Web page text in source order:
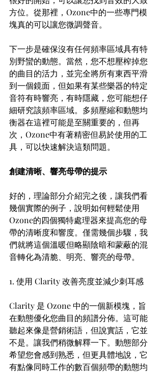
方位。從那裡，Ozone中的一些專門模
塊真的可以讓您微調聲音。
下一步是確保沒有任何頻率區域具有特
別野蠻的動態。當然，您不想壓榨掉您
的曲目的活力，並完全將所有東西平滑
到一個鏡面，但如果有某些樂器的特定
音符有時響亮，有時隱藏，您可能想仔
細研究該頻率區域。多頻壓縮和動態均
衡器在這裡可能是至關重要的，但再
次，Ozone中有著精密但易於使用的工
具，可以快速解決這類問題。
創建清晰、響亮母帶的提示
好的，理論部分介紹完之後，讓我們看
幾個實際的例子，說明如何輕鬆使用
Ozone的四個獨特處理器來提高您的母
帶的清晰度和響度。僅需幾個步驟，我
們就將這個溫暖但略顯陰暗和蒙蔽的混
音轉化為清脆、明亮、響亮的母帶。
1. 使用 Clarity 改善亮度並減少刺耳感
Clarity 是 Ozone 中的一個新模塊，旨
在動態優化您曲目的頻譜分佈。這可能
聽起來像是營銷術語，但說實話，它並
不是。讓我們稍微解釋一下。動態部分
希望您會感到熟悉，但更具體地說，它
有點像同時工作的數百個頻帶的動態均